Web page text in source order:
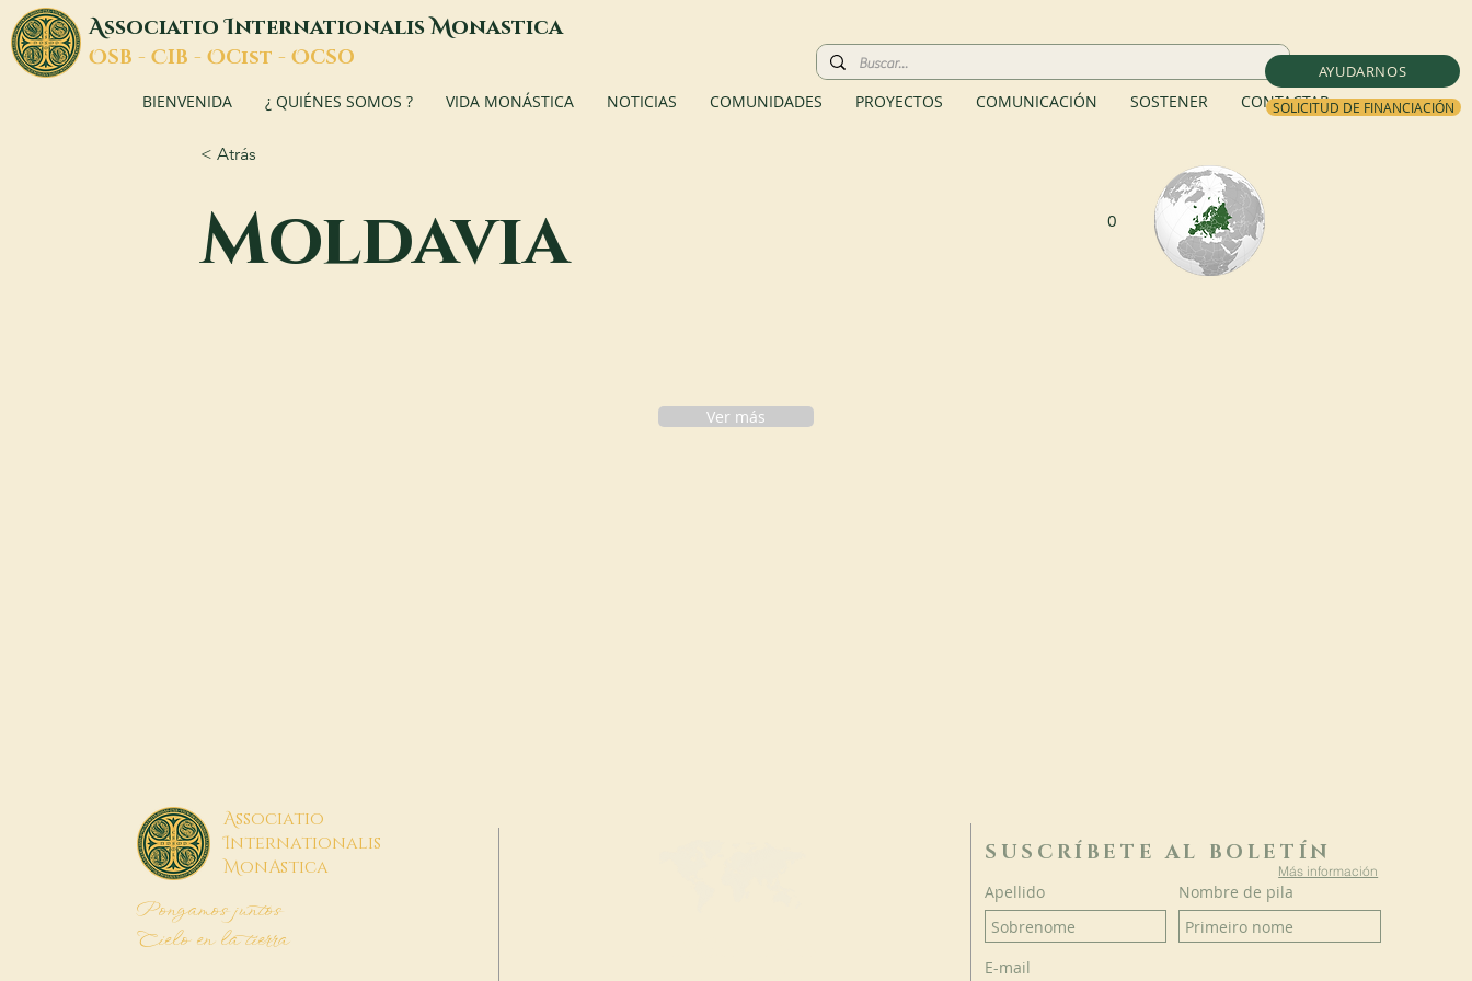
AYUDARNOS
SOLICITUD DE FINANCIACIÓN
AssociatioInternationalisMonastica
OSB - CIB - OCist - OCSO
BIENVENIDA ¿ QUIÉNES SOMOS ? VIDA MONÁSTICA NOTICIAS COMUNIDADES PROYECTOS COMUNICACIÓN SOSTENER CONTACTAR
< Atrás
Moldavia 0
Ver más
Associatio
Internationalis
MonAstica
Pongamos juntos
Cielo en la tierra
SUSCRÍBETE AL BOLETÍN
Más información
Apellido Nombre de pila
E-mail